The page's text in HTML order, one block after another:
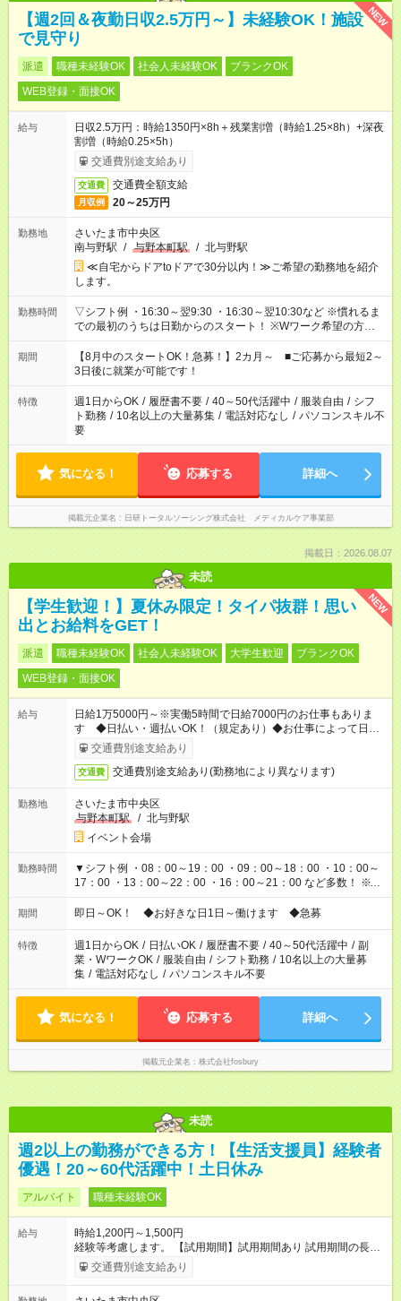
NEW
【週2回＆夜勤日収2.5万円～】未経験OK！施設
で見守り
派遣 職種未経験OK 社会人未経験OK
ブランクOK
WEB登録・面接OK
給与
日収2.5万円：時給1350円×8h＋残業割増（時給1.25×8h）+深夜
割増（時給0.25×5h）
交通費別途支給あり
交通費 交通費全額支給
月収例 20～25万円
勤務地
さいたま市中央区
南与野駅 / 与野本町駅 / 北与野駅
≪自宅からドアtoドアで30分以内！≫ご希望の勤務地を紹介
します。
勤務時間
▽シフト例 ・16:30～翌9:30 ・16:30～翌10:30など ※慣れるま
での最初のうちは日勤からのスタート！ ※Wワーク希望の方へ
今ご覧のお仕事で希望する勤務時間と、もう1つのお仕事の勤務
時間。 合計で週40時間を超える場合は応募できません。
期間
【8月中のスタートOK！急募！】2カ月～ ■ご応募から最短2～
3日後に就業が可能です！
特徴 週1日からOK / 履歴書不要 / 40～50代活躍中 / 服装自由 / シフ
ト勤務 / 10名以上の大量募集 / 電話対応なし / パソコンスキル不
要
気になる！ 応募する 詳細へ
掲載元企業名 日研トータルソーシング株式会社 メディカルケア事業部
掲載日：2026.08.07
未読
NEW
【学生歓迎！】夏休み限定！タイパ抜群！思い
出とお給料をGET！
派遣 職種未経験OK 社会人未経験OK 大学生歓迎
ブランクOK
WEB登録・面接OK
給与
日給1万5000円～※実働5時間で日給7000円のお仕事もありま
す ◆日払い・週払いOK！（規定あり）◆お仕事によって日給も
異なります
交通費別途支給あり
交通費 交通費別途支給あり(勤務地により異なります)
勤務地
さいたま市中央区
与野本町駅
/ 北与野駅
イベント会場
勤務時間
▼シフト例 ・08：00～19：00 ・09：00～18：00 ・10：00～
17：00 ・13：00～22：00 ・16：00～21：00 など多数！ ※お
仕事により勤務時間が異なります
期間 即日～OK！ ◆お好きな日1日～働けます ◆急募
特徴 週1日からOK / 日払いOK / 履歴書不要 / 40～50代活躍中 / 副
業・WワークOK / 服装自由 / シフト勤務 / 10名以上の大量募
集 / 電話対応なし / パソコンスキル不要
気になる！ 応募する 詳細へ
掲載元企業名 株式会社fosbury
未読
週2以上の勤務ができる方！【生活支援員】経験者
優遇！20～60代活躍中！土日休み
アルバイト 職種未経験OK
給与
時給1,200円～1,500円
経験等考慮します。 【試用期間】試用期間あり 試用期間の長
さ：3ヶ月 雇用形態、給与は本採用時と同じです。
交通費別途支給あり